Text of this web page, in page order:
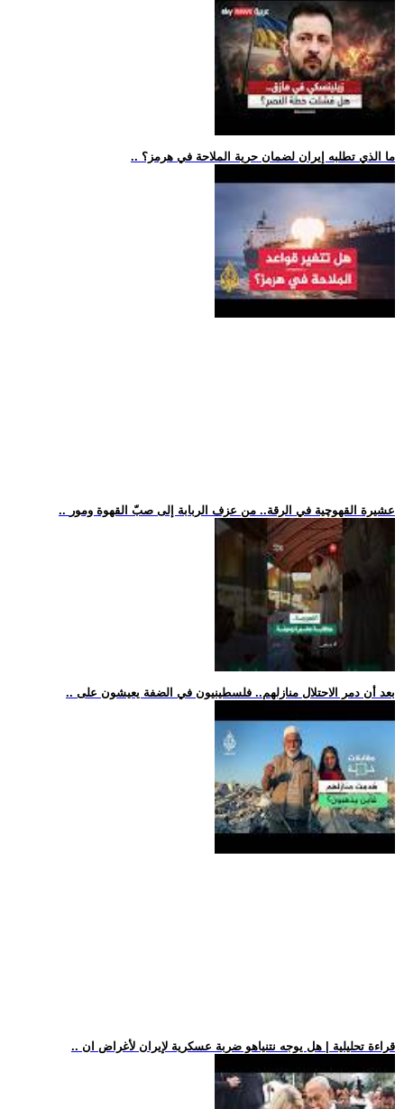
.. ما الذي تطلبه إيران لضمان حرية الملاحة في هرمز؟
.. عشيرة القهوچية في الرقة.. من عزف الربابة إلى صبّ القهوة ومور
.. بعد أن دمر الاحتلال منازلهم.. فلسطينيون في الضفة يعيشون على
.. قراءة تحليلية | هل يوجه نتنياهو ضربة عسكرية لإيران لأغراض ان